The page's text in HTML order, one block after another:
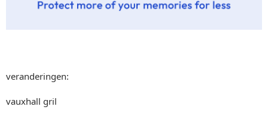
veranderingen:
vauxhall gril